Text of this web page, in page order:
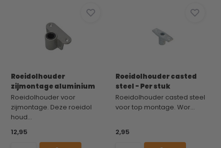
Roeidolhouder
zijmontage aluminium
Roeidolhouder voor
zijmontage. Deze roeidol
houd...
12,95
Roeidolhouder casted
steel - Per stuk
Roeidolhouder casted steel
voor top montage. Wor...
2,95